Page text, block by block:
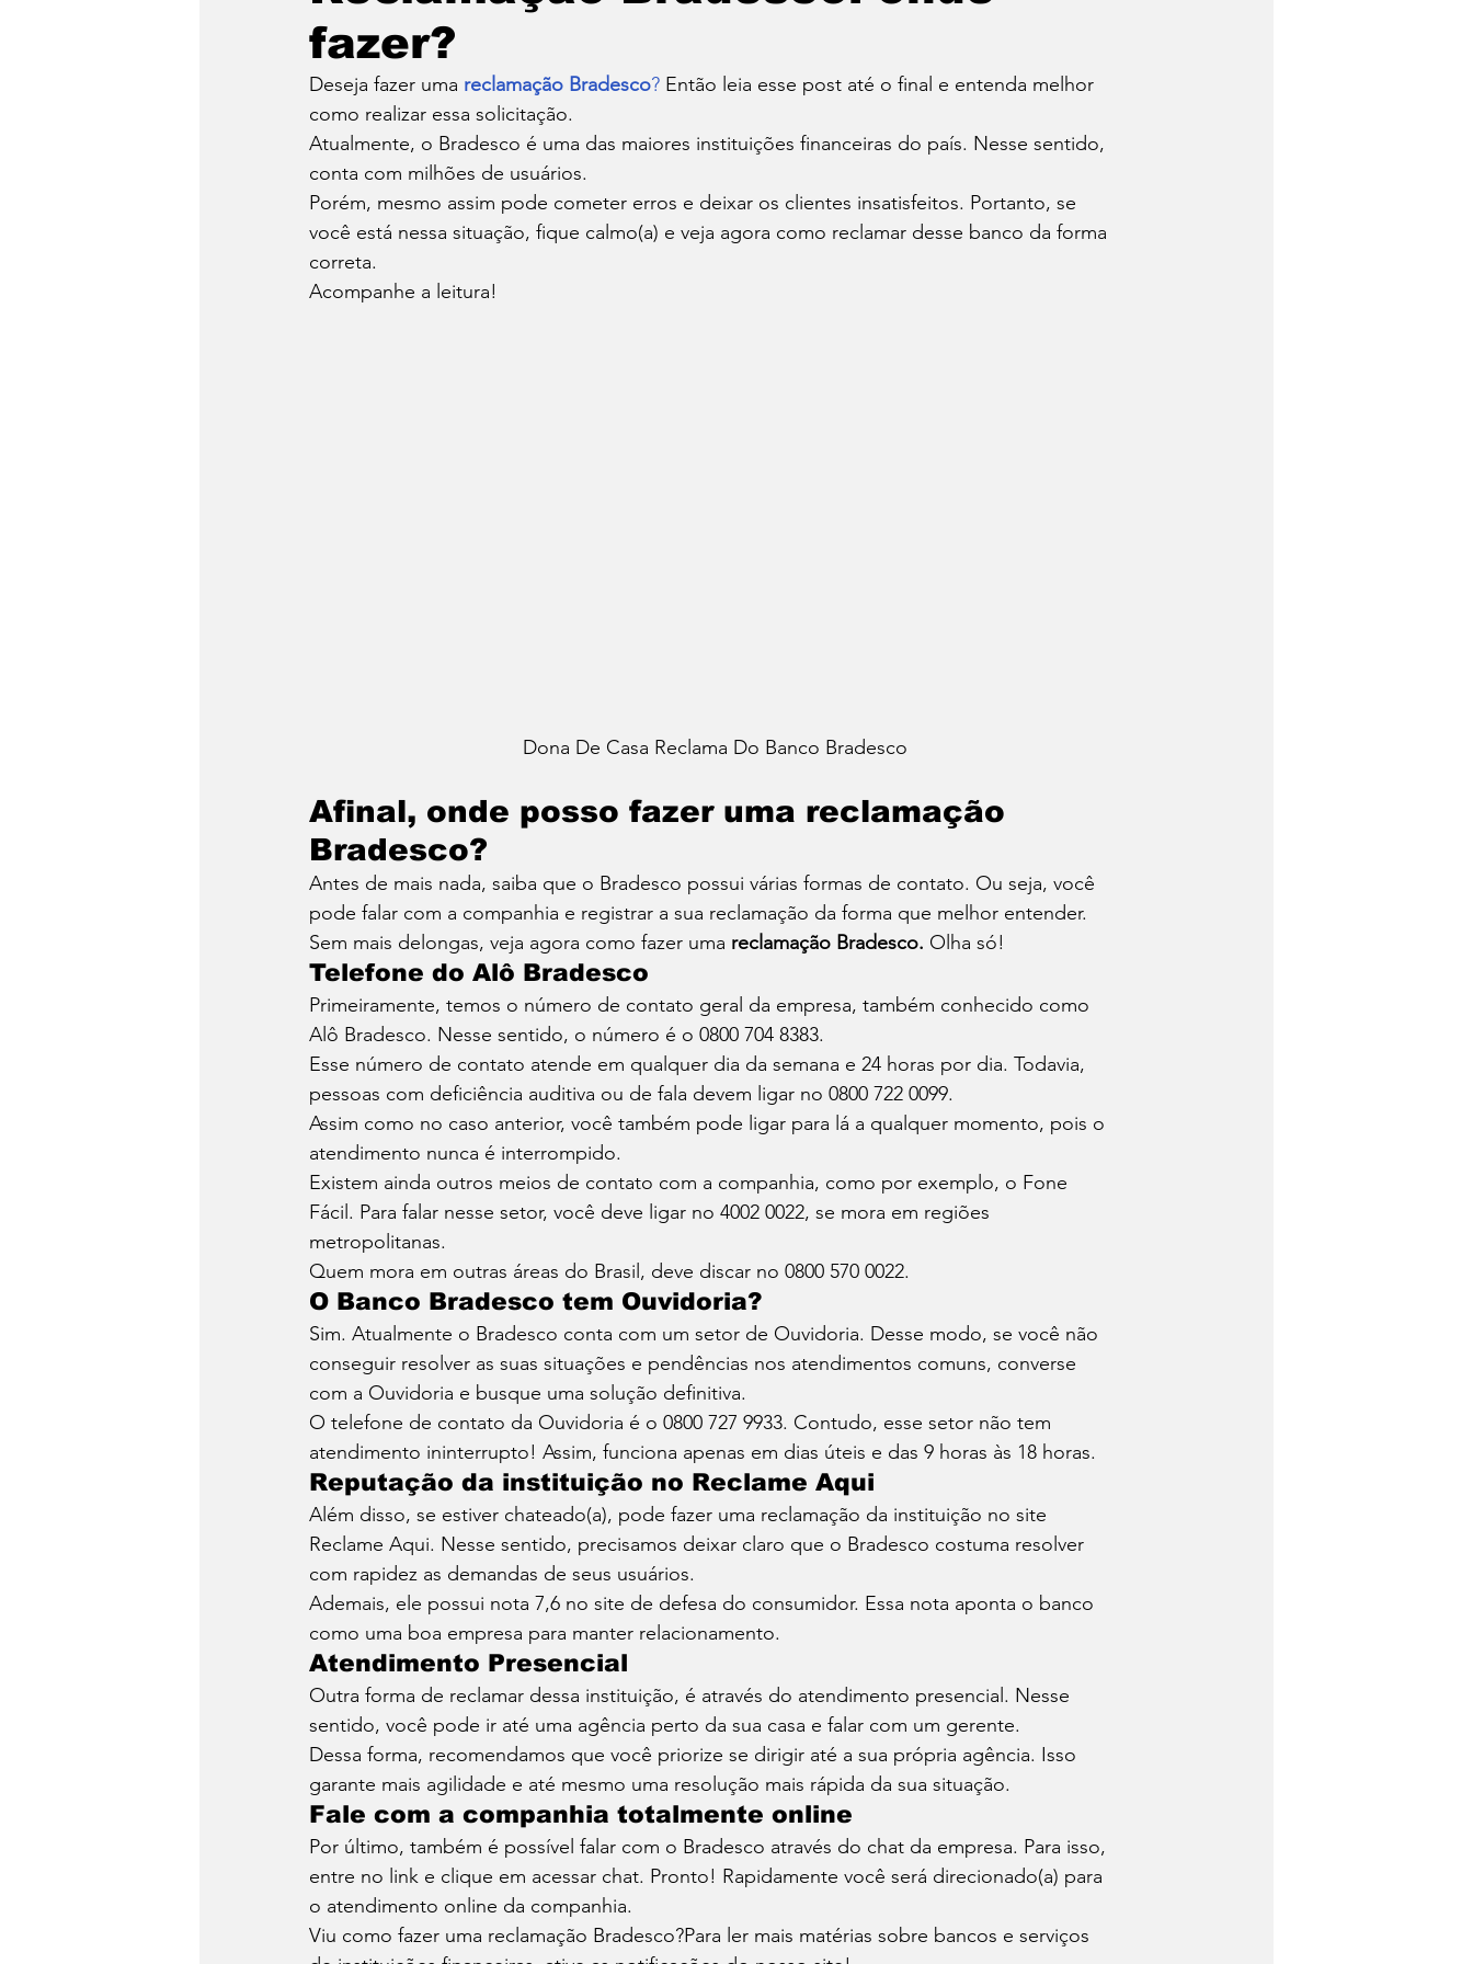
Logística
Turismo Video
fazer?
Deseja fazer uma reclamação Bradesco? Então leia esse post até o final e entenda melhor
como realizar essa solicitação.
Atualmente, o Bradesco é uma das maiores instituições financeiras do país. Nesse sentido,
conta com milhões de usuários.
Porém, mesmo assim pode cometer erros e deixar os clientes insatisfeitos. Portanto, se
você está nessa situação, fique calmo(a) e veja agora como reclamar desse banco da forma
correta.
Acompanhe a leitura!
Dona De Casa Reclama Do Banco Bradesco
Afinal, onde posso fazer uma reclamação
Bradesco?
Antes de mais nada, saiba que o Bradesco possui várias formas de contato. Ou seja, você
pode falar com a companhia e registrar a sua reclamação da forma que melhor entender.
Sem mais delongas, veja agora como fazer uma reclamação Bradesco. Olha só!
Telefone do Alô Bradesco
Primeiramente, temos o número de contato geral da empresa, também conhecido como
Alô Bradesco. Nesse sentido, o número é o 0800 704 8383.
Esse número de contato atende em qualquer dia da semana e 24 horas por dia. Todavia,
pessoas com deficiência auditiva ou de fala devem ligar no 0800 722 0099.
Assim como no caso anterior, você também pode ligar para lá a qualquer momento, pois o
atendimento nunca é interrompido.
Existem ainda outros meios de contato com a companhia, como por exemplo, o Fone
Fácil. Para falar nesse setor, você deve ligar no 4002 0022, se mora em regiões
metropolitanas.
Quem mora em outras áreas do Brasil, deve discar no 0800 570 0022.
O Banco Bradesco tem Ouvidoria?
Sim. Atualmente o Bradesco conta com um setor de Ouvidoria. Desse modo, se você não
conseguir resolver as suas situações e pendências nos atendimentos comuns, converse
com a Ouvidoria e busque uma solução definitiva.
O telefone de contato da Ouvidoria é o 0800 727 9933. Contudo, esse setor não tem
atendimento ininterrupto! Assim, funciona apenas em dias úteis e das 9 horas às 18 horas.
Reputação da instituição no Reclame Aqui
Além disso, se estiver chateado(a), pode fazer uma reclamação da instituição no site
Reclame Aqui. Nesse sentido, precisamos deixar claro que o Bradesco costuma resolver
com rapidez as demandas de seus usuários.
Ademais, ele possui nota 7,6 no site de defesa do consumidor. Essa nota aponta o banco
como uma boa empresa para manter relacionamento.
Atendimento Presencial
Outra forma de reclamar dessa instituição, é através do atendimento presencial. Nesse
sentido, você pode ir até uma agência perto da sua casa e falar com um gerente.
Dessa forma, recomendamos que você priorize se dirigir até a sua própria agência. Isso
garante mais agilidade e até mesmo uma resolução mais rápida da sua situação.
Fale com a companhia totalmente online
Por último, também é possível falar com o Bradesco através do chat da empresa. Para isso,
entre no link e clique em acessar chat. Pronto! Rapidamente você será direcionado(a) para
o atendimento online da companhia.
Viu como fazer uma reclamação Bradesco?Para ler mais matérias sobre bancos e serviços